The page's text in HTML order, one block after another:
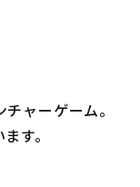
ャーゲーム。
す。